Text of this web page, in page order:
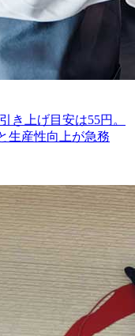
き上げ目安は55円。
生産性向上が急務